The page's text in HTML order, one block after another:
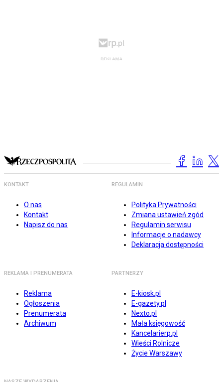
KONTAKT
O nas
Kontakt
Napisz do nas
REGULAMIN
Polityka Prywatności
Zmiana ustawień zgód
Regulamin serwisu
Informacje o nadawcy
Deklaracja dostępności
REKLAMA I PRENUMERATA
Reklama
Ogłoszenia
Prenumerata
Archiwum
PARTNERZY
E-kiosk.pl
E-gazety.pl
Nexto.pl
Mała księgowość
Kancelarierp.pl
Wieści Rolnicze
Życie Warszawy